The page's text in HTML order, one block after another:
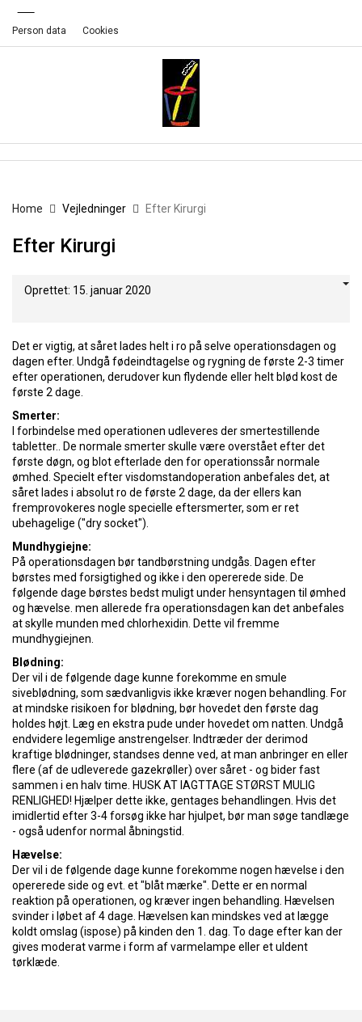
Person data Cookies
Home Vejledninger Efter Kirurgi
Efter Kirurgi
Oprettet: 15. januar 2020
Det er vigtig, at såret lades helt i ro på selve operationsdagen og
dagen efter. Undgå fødeindtagelse og rygning de første 2-3 timer
efter operationen, derudover kun flydende eller helt blød kost de
første 2 dage.
Smerter:
I forbindelse med operationen udleveres der smertestillende
tabletter.. De normale smerter skulle være overstået efter det
første døgn, og blot efterlade den for operationssår normale
ømhed. Specielt efter visdomstandoperation anbefales det, at
såret lades i absolut ro de første 2 dage, da der ellers kan
fremprovokeres nogle specielle eftersmerter, som er ret
ubehagelige ("dry socket").
Mundhygiejne:
På operationsdagen bør tandbørstning undgås. Dagen efter
børstes med forsigtighed og ikke i den opererede side. De
følgende dage børstes bedst muligt under hensyntagen til ømhed
og hævelse. men allerede fra operationsdagen kan det anbefales
at skylle munden med chlorhexidin. Dette vil fremme
mundhygiejnen.
Blødning:
Der vil i de følgende dage kunne forekomme en smule
siveblødning, som sædvanligvis ikke kræver nogen behandling. For
at mindske risikoen for blødning, bør hovedet den første dag
holdes højt. Læg en ekstra pude under hovedet om natten. Undgå
endvidere legemlige anstrengelser. Indtræder der derimod
kraftige blødninger, standses denne ved, at man anbringer en eller
flere (af de udleverede gazekrøller) over såret - og bider fast
sammen i en halv time. HUSK AT IAGTTAGE STØRST MULIG
RENLIGHED! Hjælper dette ikke, gentages behandlingen. Hvis det
imidlertid efter 3-4 forsøg ikke har hjulpet, bør man søge tandlæge
- også udenfor normal åbningstid.
Hævelse:
Der vil i de følgende dage kunne forekomme nogen hævelse i den
opererede side og evt. et "blåt mærke". Dette er en normal
reaktion på operationen, og kræver ingen behandling. Hævelsen
svinder i løbet af 4 dage. Hævelsen kan mindskes ved at lægge
koldt omslag (ispose) på kinden den 1. dag. To dage efter kan der
gives moderat varme i form af varmelampe eller et uldent
tørklæde.